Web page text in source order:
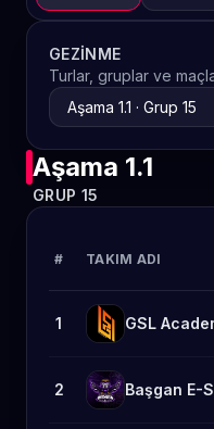
GEZINME
Turlar, gruplar ve
Aşama 1.1
GRUP 15
# TAKIM ADI
1 GSL
2 Başgan E-